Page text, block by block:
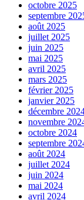
octobre 2025
septembre
août 2025
juillet 2025
juin 2025
mai 2025
avril 2025
mars 2025
février 2025
janvier 2025
décembre
novembre
octobre 2024
septembre
août 2024
juillet 2024
juin 2024
mai 2024
avril 2024